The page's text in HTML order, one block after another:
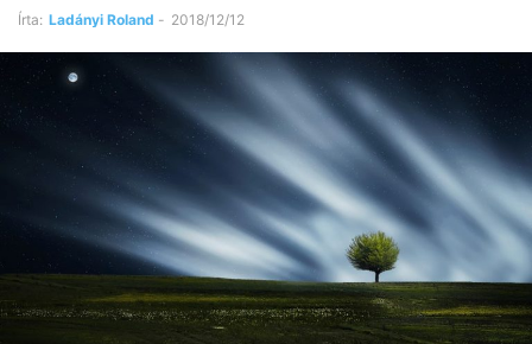
Írta: Ladányi Roland - 2018/12/12